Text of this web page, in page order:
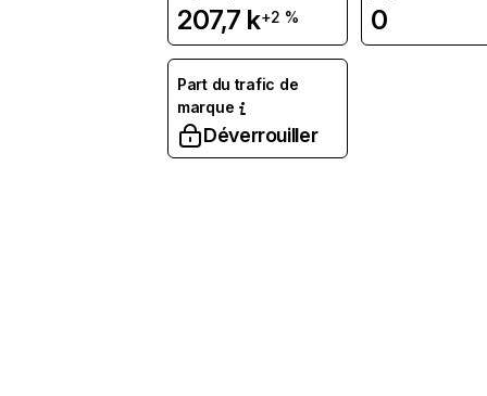
207,7 k+2 % 0
Part du trafic de
marque
Déverrouiller